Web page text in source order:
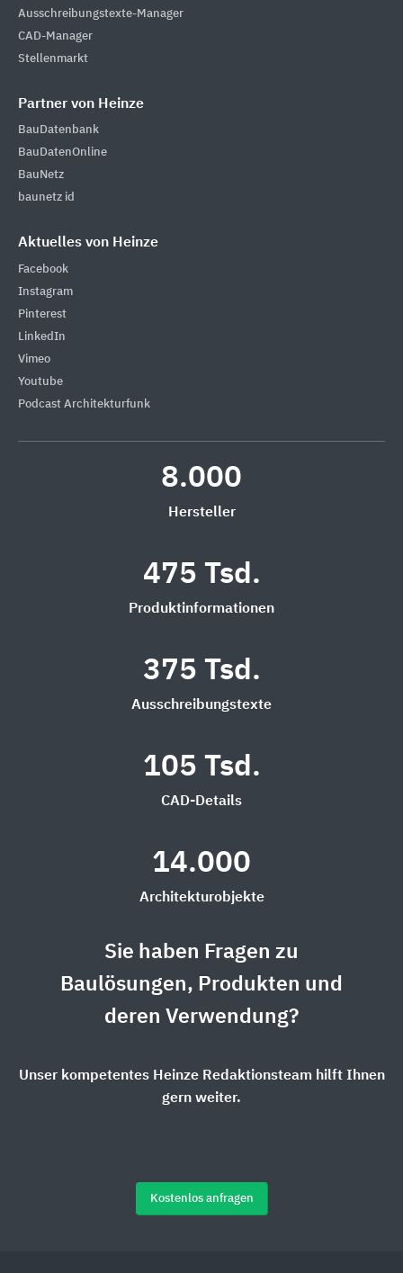
Ausschreibungstexte-Manager
CAD-Manager
Stellenmarkt
Partner von Heinze
BauDatenbank
BauDatenOnline
BauNetz
baunetz id
Aktuelles von Heinze
Facebook
Instagram
Pinterest
LinkedIn
Vimeo
Youtube
Podcast Architekturfunk
8.000
Hersteller
475 Tsd.
Produktinformationen
375 Tsd.
Ausschreibungstexte
105 Tsd.
CAD-Details
14.000
Architekturobjekte
Sie haben Fragen zu
Baulösungen, Produkten und
deren Verwendung?
Unser kompetentes Heinze Redaktionsteam hilft Ihnen
gern weiter.
Kostenlos anfragen